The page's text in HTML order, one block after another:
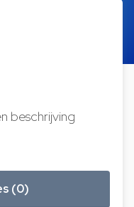
beschrijving
(0)